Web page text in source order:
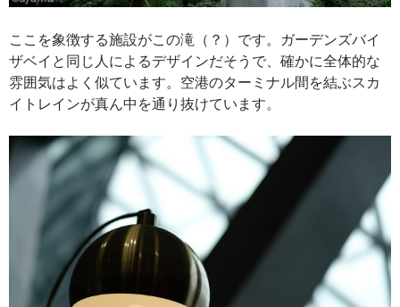
ここを象徴する施設がこの滝（？）です。ガーデンズバイ
ザベイと同じ人によるデザインだそうで、確かに全体的な
雰囲気はよく似ています。空港のターミナル間を結ぶスカ
イトレインが真ん中を通り抜けています。